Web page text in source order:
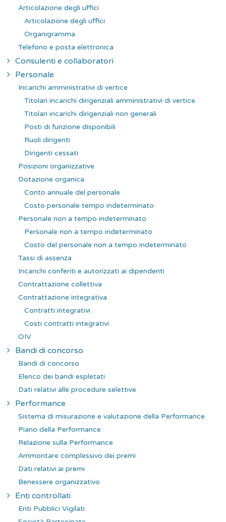
Articolazione degli uffici
Articolazione degli uffici
Organigramma
Telefono e posta elettronica
Consulenti e collaboratori
Personale
Incarichi amministrativi di vertice
Titolari incarichi dirigenziali amministrativi di vertice
Titolari incarichi dirigenziali non generali
Posti di funzione disponibili
Ruoli dirigenti
Dirigenti cessati
Posizioni organizzative
Dotazione organica
Conto annuale del personale
Costo personale tempo indeterminato
Personale non a tempo indeterminato
Personale non a tempo indeterminato
Costo del personale non a tempo indeterminato
Tassi di assenza
Incarichi conferiti e autorizzati ai dipendenti
Contrattazione collettiva
Contrattazione integrativa
Contratti integrativi
Costi contratti integrativi
OIV
Bandi di concorso
Bandi di concorso
Elenco dei bandi espletati
Dati relativi alle procedure selettive
Performance
Sistema di misurazione e valutazione della Performance
Piano della Performance
Relazione sulla Performance
Ammontare complessivo dei premi
Dati relativi ai premi
Benessere organizzativo
Enti controllati
Enti Pubblici Vigilati